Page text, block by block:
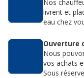
Nos
livrent et
eau chez
Ouverture
Nous
vos achats
Sous